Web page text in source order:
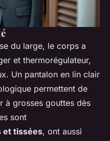
du large, le corps a
et thermorégulateur,
Un pantalon en lin clair
permettent de
à grosses gouttes dès
sont
et tissées, ont aussi